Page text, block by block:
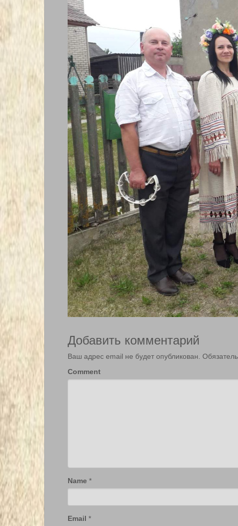
Добавить комментарий
Ваш адрес email не будет опубликован.
Comment
Name *
Email *